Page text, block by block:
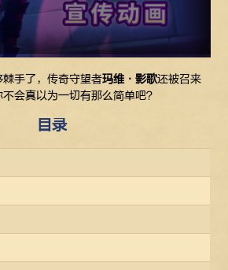
手了，传奇守望者玛维·影歌还被召来
会真以为一切有那么简单吧？
目录